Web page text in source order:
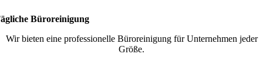
Büroreinigung
Wir bieten eine professionelle Büroreinigung für Unternehmen jeder
Größe.